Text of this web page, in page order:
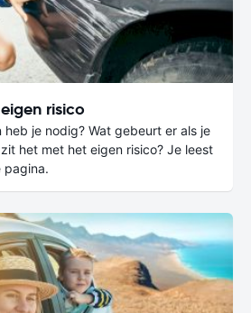
risico
je nodig? Wat gebeurt er als je
het met het eigen risico? Je leest
pagina.